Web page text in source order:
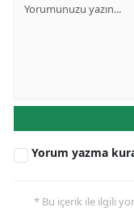
Yorum yazma
* Bu içerik ile ilgili